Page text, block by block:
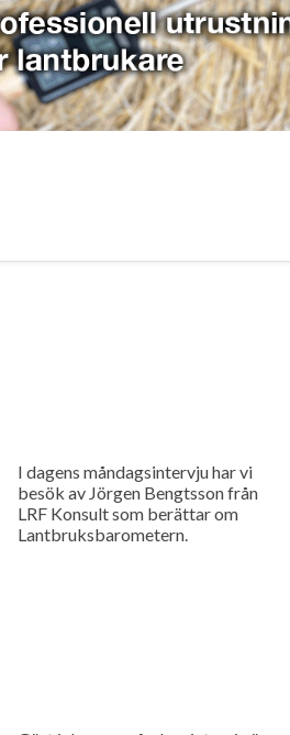
I dagens måndagsintervju har vi
besök av Jörgen Bengtsson från
LRF Konsult som berättar om
Lantbruksbarometern.